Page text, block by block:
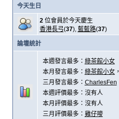
今天生日
2位會員於今天慶生
香港長弓(37), 藍藍路(37)
論壇統計
本週發言最多： 綠茶館小女
本月發言最多： 綠茶館小女，
三月發言最多： CharlesFen
本週評價最多：沒有人
本月評價最多：沒有人
三月評價最多： 雞仔嘜